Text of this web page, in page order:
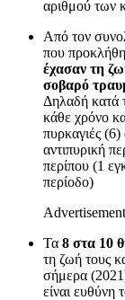
αριθμού των
Από τον
που
έχασαν τη
σοβαρό
Δηλαδή κατά
κάθε χρόνο
πυρκαγιές
αντιπυρική
περίπου (1
περίοδο)
Advertisement
Τα 8 στα 10
τη ζωή τους
σήμερα
είναι ευθύνη